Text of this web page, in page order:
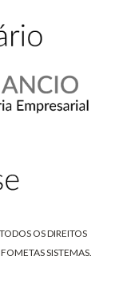
OS DIREITOS
SISTEMAS.